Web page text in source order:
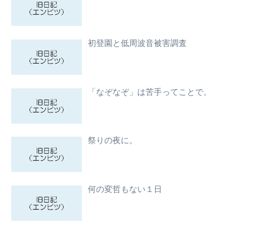
初登園と低周波音被害調査
「なぞなぞ」は苦手ってことで。
祭りの夜に。
何の変哲もない１日